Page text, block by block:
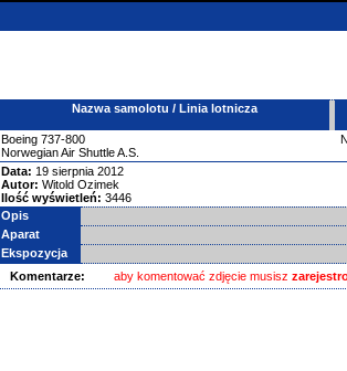
Nazwa samolotu / Linia lotnicza
Boeing 737-800
Norwegian Air Shuttle A.S.
Data: 19 sierpnia 2012
Autor: Witold Ozimek
Ilość wyświetleń: 3446
Opis
Aparat
Ekspozycja
Komentarze:
aby komentować zdjęcie musisz